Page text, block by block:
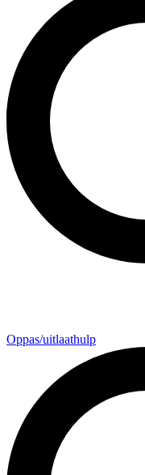
Oppas/uitlaathulp